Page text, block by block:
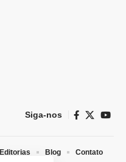
Siga-nos
Editorias Blog Contato